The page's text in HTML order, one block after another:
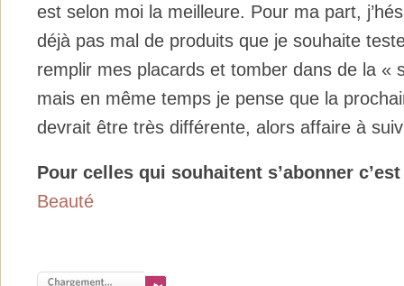
est selon moi la meilleure. Pour ma part,
déjà pas mal de produits que je souhaite
remplir mes placards et tomber dans de la «
mais en même temps je pense que la
devrait être très différente, alors affaire à
Pour celles qui souhaitent s’abonner
Beauté